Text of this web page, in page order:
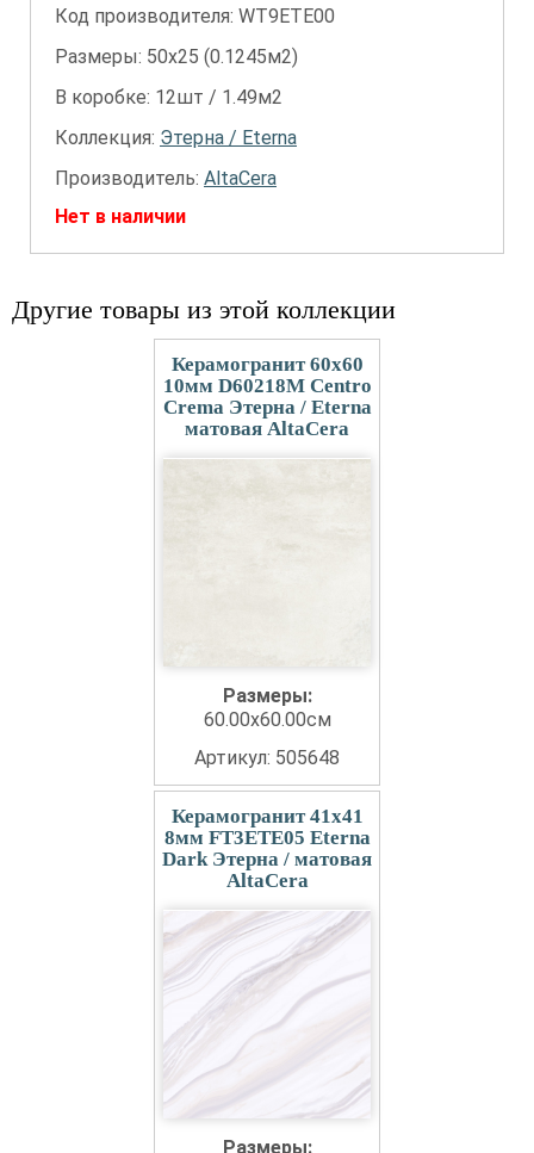
Код производителя: WT9ETE00
Размеры: 50х25 (0.1245м2)
В коробке: 12шт / 1.49м2
Коллекция: Этерна / Eterna
Производитель: AltaCera
Нет в наличии
Другие товары из этой коллекции
Керамогранит 60x60
10мм D60218M Centro
Crema Этерна / Eterna
матовая AltaCera
Размеры:
60.00x60.00см
Артикул: 505648
Керамогранит 41x41
8мм FT3ETE05 Eterna
Dark Этерна / матовая
AltaCera
Размеры: